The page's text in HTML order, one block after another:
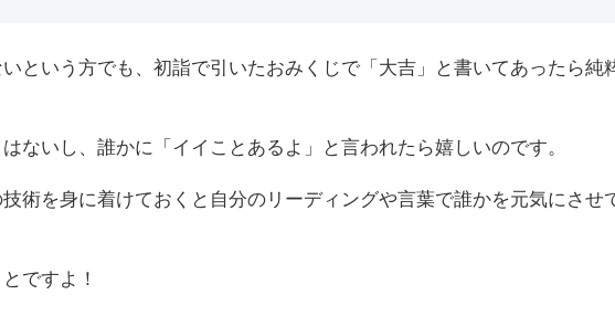
という方でも、初詣で引いたおみくじで「大吉」と書いてあったら純
ないし、誰かに「イイことあるよ」と言われたら嬉しいのです。
術を身に着けておくと自分のリーディングや言葉で誰かを元気にさせ
ですよ！